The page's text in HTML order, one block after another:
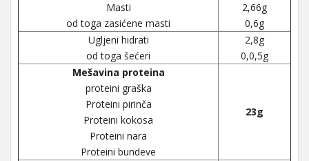
Masti
od toga zasićene masti
2,66g
0,6g
Ugljeni hidrati
od toga šećeri
2,8g
0,0,5g
Mešavina proteina
proteini graška
Proteini pirinča
Proteini kokosa
Proteini nara
Proteini bundeve
23g